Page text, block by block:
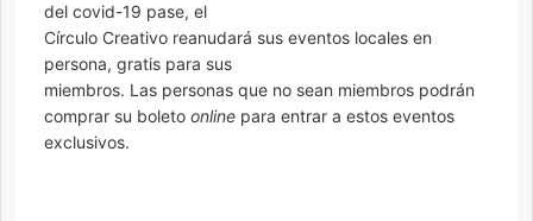
del covid-19 pase, el
Círculo Creativo reanudará sus eventos locales en
persona, gratis para sus
miembros. Las personas que no sean miembros podrán
comprar su boleto online para entrar a estos eventos
exclusivos.